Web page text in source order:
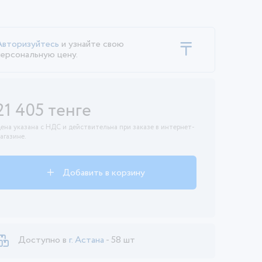
и узнайте свою
цену.
405 тенге
указана с НДС и действительна при заказе в интернет-
Добавить в корзину
Доступно в г. Астана - 58 шт